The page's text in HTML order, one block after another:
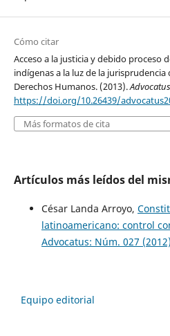
Cómo citar
Acceso a la justicia y debido proceso
indígenas a la luz de la
Derechos Humanos. (2013).Advocatus
https://doi.org/10.26439/
Más formatos de cita
Artículos más leídos del
César Landa Arroyo,
latinoamericano: control
Advocatus: Núm. 027 (2012)
Equipo editorial